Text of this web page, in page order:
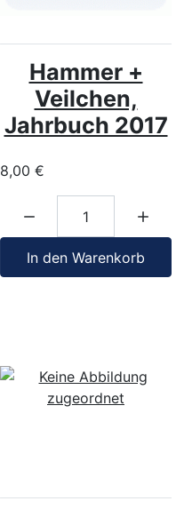
Hammer +
Veilchen,
Jahrbuch 2017
8,00 €
In den Warenkorb